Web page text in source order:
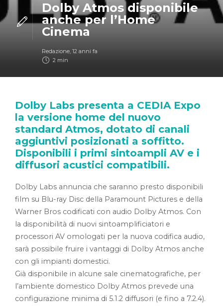
Dolby Atmos disponibile
anche per l’Home
Cinema
Redazione, 12 anni fa
2 min
Dolby Labs presenta a CEDIA Expo
la versione home del nuovo
standard Atmos, dotato di canali
aggiuntivi posizionati a soffitto.
Disponibili i primi sintoampli AV e i
diffusori acustici compatibili.
Dolby Labs annuncia che saranno presto disponibili
film su Blu-ray Disc della Paramount Pictures e della
Warner Bros codificati con audio Dolby Atmos. Con
la disponibilità di nuovi sintoamplificiatori e
processori AV omologati per la nuova codifica audio,
sarà possibile fruire i vantaggi di Dolby Atmos anche
con gli impianti domestici.
Già disponibile in alcune sale cinematografiche, per
l’ambiente domestico Dolby Atmos prevede una
configurazione minima di 5.1.2 diffusori (e fino a 7.2.4).